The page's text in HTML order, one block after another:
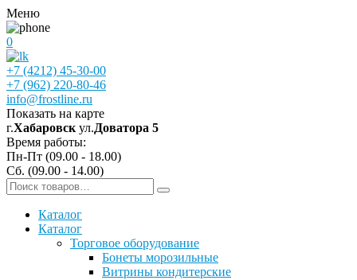
Меню
0
+7 (4212) 45-30-00
+7 (962) 220-80-46
info@frostline.ru
Показать на карте
г.Хабаровск ул.Доватора 5
Время работы:
Пн-Пт (09.00 - 18.00)
Сб. (09.00 - 14.00)
Каталог
Каталог
Торговое оборудование
Бонеты морозильные
Витрины кондитерские